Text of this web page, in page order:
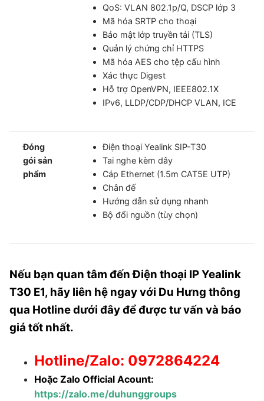
QoS: VLAN 802.1p/Q, DSCP lớp 3
Mã hóa SRTP cho thoại
Bảo mật lớp truyền tải (TLS)
Quản lý chứng chỉ HTTPS
Mã hóa AES cho tệp cấu hình
Xác thực Digest
Hỗ trợ OpenVPN, IEEE802.1X
IPv6, LLDP/CDP/DHCP VLAN, ICE
Đóng
gói sản
phẩm
Điện thoại Yealink SIP-T30
Tai nghe kèm dây
Cáp Ethernet (1.5m CAT5E UTP)
Chân đế
Hướng dẫn sử dụng nhanh
Bộ đổi nguồn (tùy chọn)
Nếu bạn quan tâm đến Điện thoại IP Yealink
T30 E1, hãy liên hệ ngay với Du Hưng thông
qua Hotline dưới đây để đượctư vấn và báo
giá tốt nhất.
Hotline/Zalo: 0972864224
Hoặc Zalo Official Acount:
https://zalo.me/duhunggroups